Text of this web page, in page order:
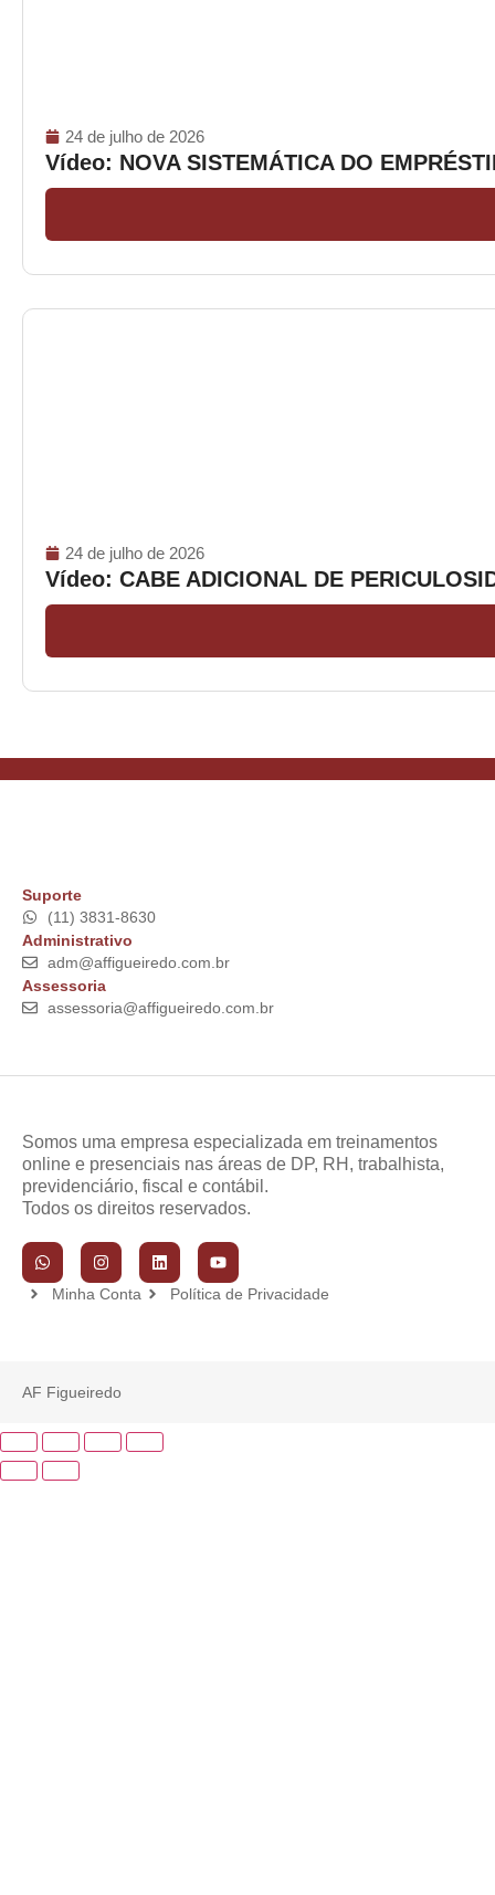
24 de julho de 2026
Vídeo: NOVA SISTEMÁTICA DO
24 de julho de 2026
Vídeo: CABE ADICIONAL DE
Suporte
(11) 3831-8630
Administrativo
adm@affigueiredo.com.br
Assessoria
assessoria@affigueiredo.com.br
Somos uma empresa especializada em treinamentos
online e presenciais nas áreas de DP, RH, trabalhista,
previdenciário, fiscal e contábil.
Todos os direitos reservados.
Minha Conta Política de Privacidade
AF Figueiredo